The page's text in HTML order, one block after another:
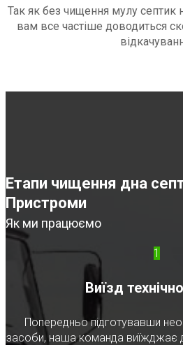
Так як без чищення мулу
вам все частіше доводиться
Етапи чищення дна
Пристроми
Як ми працюємо
1
Виїзд
Попередньо підготувавши
засоби, наша команда